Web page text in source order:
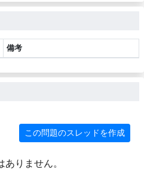
備考
この問題のスレッドを作成
りません。